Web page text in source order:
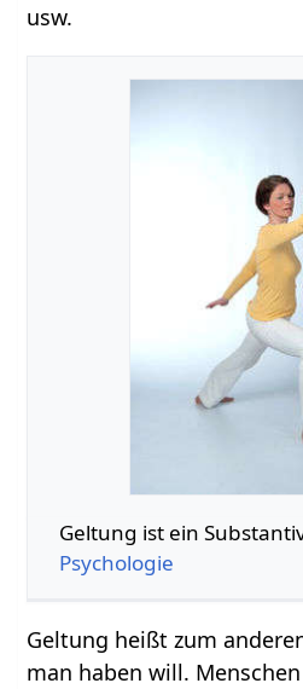
usw.
Geltung‏‎ ist ein
Psychologie
Geltung heißt zum
man haben will.